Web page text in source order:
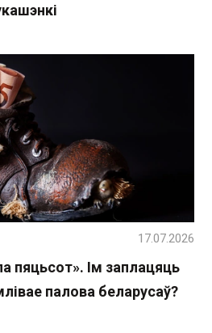
пяцьсот». Ім заплацяць
палова беларусаў?
17.07.2026